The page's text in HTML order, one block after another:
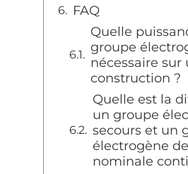
FAQ
Quelle
groupe
nécessaire
construction ?
Quelle est la
un groupe
secours et un
électrogène
nominale